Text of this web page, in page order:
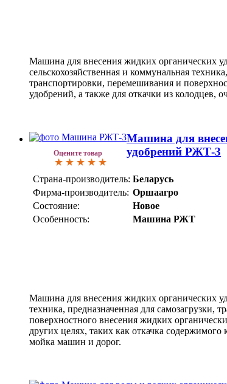
Машина для внесения жидких органических
сельскохозяйственная и коммунальная
транспортировки, перемешивания и
удобрений, а также для откачки из колодцев,
Оцените товар
Машина для
удобрений РЖТ-3
Страна-производитель: Беларусь
Фирма-производитель: Оршаагро
Состояние:
Новое
Особенность:
Машина РЖТ
Машина для внесения жидких органических
техника, предназначенная для самозагрузки,
поверхностного внесения жидких
других целях, таких как откачка
мойка машин и дорог.